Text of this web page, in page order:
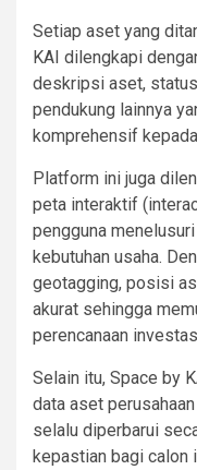
Setiap aset yang
KAI dilengkapi
deskripsi aset,
pendukung lainnya
komprehensif
Platform ini juga
peta interaktif
pengguna
kebutuhan usaha.
geotagging, posisi
akurat sehingga
perencanaan
Selain itu, Space by
data aset
selalu diperbarui
kepastian bagi calon